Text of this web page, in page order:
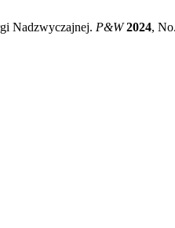
Nadzwyczajnej. P&W 2024,